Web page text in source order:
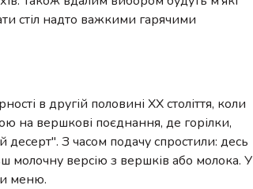
стіл надто важкими гарячими
в другій половині XX століття, коли
на вершкові поєднання, де горілки,
З часом подачу спростили: десь
молочну версію з вершків або молока. У
меню.